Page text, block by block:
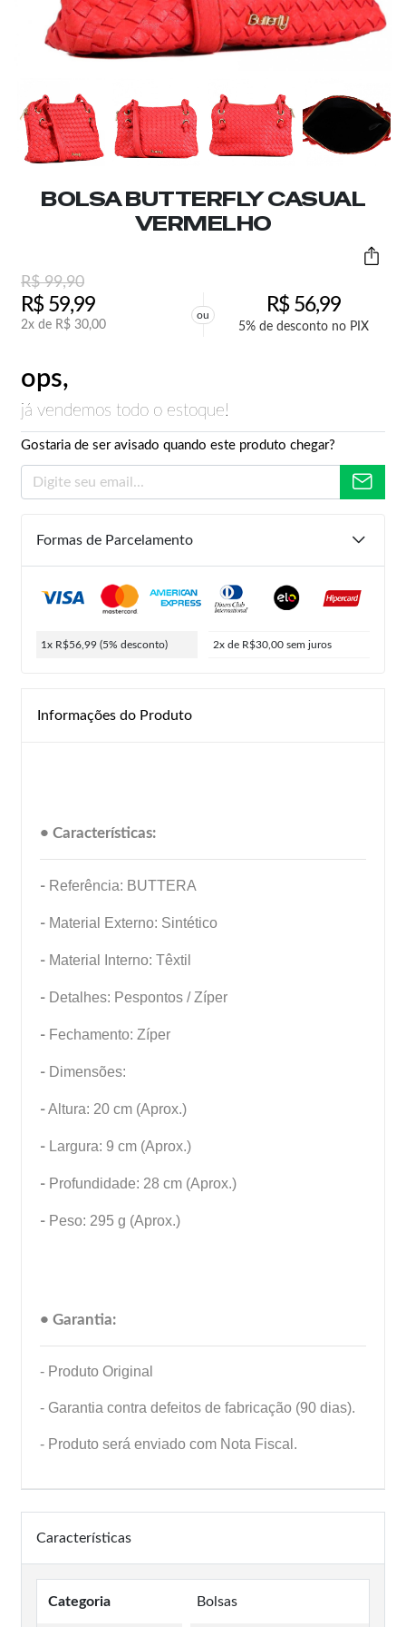
BOLSA BUTTERFLY CASUAL
VERMELHO
R$99,90
R$59,99
2x de R$ 30,00
ou R$56,99
5% de desconto no PIX
ops,
já vendemos todo o estoque!
Gostaria de ser avisado quando este produto chegar?
Formas de Parcelamento
1x R$56,99 (5% desconto) 2x de R$30,00 sem juros
Informações do Produto
• Características:
- Referência: BUTTERA
- Material Externo: Sintético
- Material Interno: Têxtil
- Detalhes: Pespontos / Zíper
- Fechamento: Zíper
- Dimensões:
-Altura: 20 cm (Aprox.)
- Largura: 9 cm (Aprox.)
- Profundidade: 28 cm (Aprox.)
- Peso: 295 g (Aprox.)
• Garantia:
- Produto Original
- Garantia contra defeitos de fabricação (90 dias).
- Produto será enviado com Nota Fiscal.
Características
Categoria Bolsas